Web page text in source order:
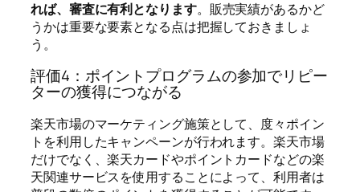
れば、審査に有利となります。 販売実績があるかど
うかは重要な要素となる点は把握しておきましょ
う。
評価4：ポイントプログラムの参加でリピー
ターの獲得につながる
楽天市場のマーケティング施策として、度々ポイン
トを利用したキャンペーンが行われます。楽天市場
だけでなく、楽天カードやポイントカードなどの楽
天関連サービスを使用することによって、利用者は